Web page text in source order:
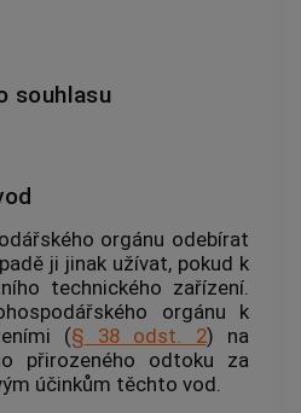
souhlasu
orgánu odebírat
ji jinak užívat, pokud k
technického zařízení.
orgánu k
(§ 38 odst. 2) na
přirozeného odtoku za
účinkům těchto vod.